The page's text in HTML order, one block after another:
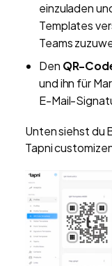
einzuladen
Templates
Teams
Den QR-
und ihn für
E-Mail-
Unten siehst du
Tapni